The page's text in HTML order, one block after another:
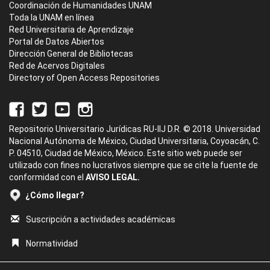
Coordinación de Humanidades UNAM
Toda la UNAM en línea
Red Universitaria de Aprendizaje
Portal de Datos Abiertos
Dirección General de Bibliotecas
Red de Acervos Digitales
Directory of Open Access Repositories
Repositorio Universitario Jurídicas RU-IIJ D.R. © 2018. Universidad
Nacional Autónoma de México, Ciudad Universitaria, Coyoacán, C.
P. 04510, Ciudad de México, México. Este sitio web puede ser
utilizado con fines no lucrativos siempre que se cite la fuente de
conformidad con el AVISO LEGAL.
¿Cómo llegar?
Suscripción a actividades académicas
Normatividad